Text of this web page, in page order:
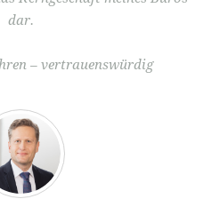
dar.
– vertrauenswürdig